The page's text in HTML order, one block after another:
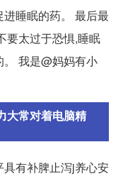
睡眠的药。 最后最
要太过于恐惧,睡眠
我是@妈妈有小
大常对着电脑精
有补脾止泻j养心安